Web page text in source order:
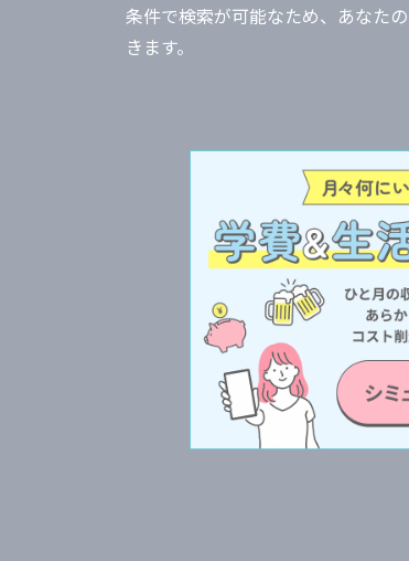
条件で検索が可能なため、あなた
きます。